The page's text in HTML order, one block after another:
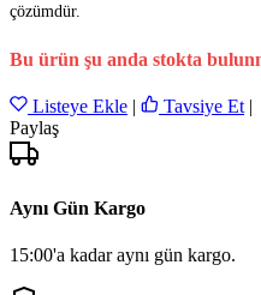
çözümdür.
Bu ürün şu anda stokta
Listeye Ekle | Tavsiye Et |
Paylaş
Aynı Gün Kargo
15:00'a kadar aynı gün kargo.